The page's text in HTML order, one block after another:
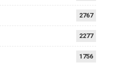
2767
2277
1756